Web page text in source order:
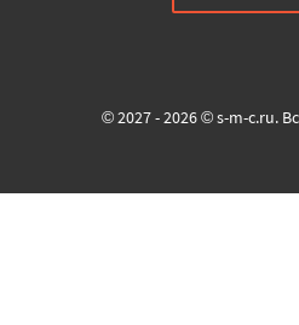
© 2027 - 2026 © s-m-c.ru.